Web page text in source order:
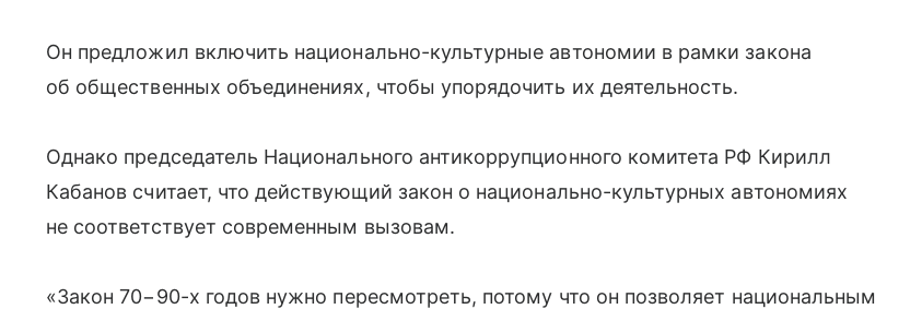
Он предложил включить национально-культурные автономии в рамки закона
об общественных объединениях, чтобы упорядочить их деятельность.
Однако председатель Национального антикоррупционного комитета РФ Кирилл
Кабанов считает, что действующий закон о национально-культурных автономиях
не соответствует современным вызовам.
«Закон 70−90-х годов нужно пересмотреть, потому что он позволяет национальным